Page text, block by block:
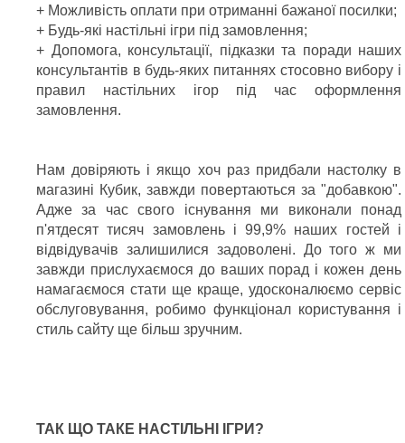
+ Можливість оплати при отриманні бажаної посилки;
+ Будь-які настільні ігри під замовлення;
+ Допомога, консультації, підказки та поради наших
консультантів в будь-яких питаннях стосовно вибору і
правил настільних ігор під час оформлення
замовлення.
Нам довіряють і якщо хоч раз придбали настолку в
магазині Кубик, завжди повертаються за "добавкою".
Адже за час свого існування ми виконали понад
п'ятдесят тисяч замовлень і 99,9% наших гостей і
відвідувачів залишилися задоволені. До того ж ми
завжди прислухаємося до ваших порад і кожен день
намагаємося стати ще краще, удосконалюємо сервіс
обслуговування, робимо функціонал користування і
стиль сайту ще більш зручним.
ТАК ЩО ТАКЕ НАСТІЛЬНІ ІГРИ?